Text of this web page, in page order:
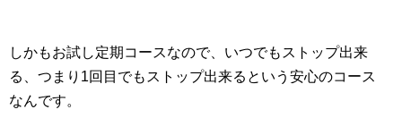
しかもお試し定期コースなので、いつでもストップ出来
る、つまり1回目でもストップ出来るという安心のコース
なんです。